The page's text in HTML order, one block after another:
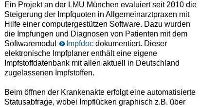
Ein Projekt an der LMU München evaluiert seit 2010 die
Steigerung der Impfquoten in Allgemeinarztpraxen mit
Hilfe einer computergestützen Software. Dazu wurden
die Impfungen und Diagnosen von Patienten mit dem
Softwaremodul
Impfdocdokumentiert. Dieser
elektronische Impfplaner enthält eine eigene
Impfstoffdatenbank mit allen aktuell in Deutschland
zugelassenen Impfstoffen.
Beim öffnen der Krankenakte erfolgt eine automatisierte
Statusabfrage, wobei Impflücken graphisch z.B. über